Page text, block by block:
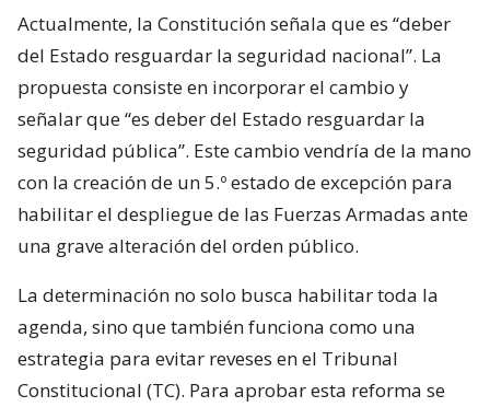
Actualmente, la Constitución señala que es “deber
del Estado resguardar la seguridad nacional”. La
propuesta consiste en incorporar el cambio y
señalar que “es deber del Estado resguardar la
seguridad pública”. Este cambio vendría de la mano
con la creación de un 5.º estado de excepción para
habilitar el despliegue de las Fuerzas Armadas ante
una grave alteración del orden público.
La determinación no solo busca habilitar toda la
agenda, sino que también funciona como una
estrategia para evitar reveses en el Tribunal
Constitucional (TC). Para aprobar esta reforma se